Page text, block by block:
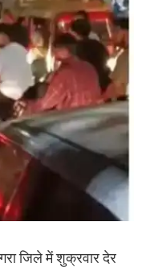
जिले में शुक्रवार देर